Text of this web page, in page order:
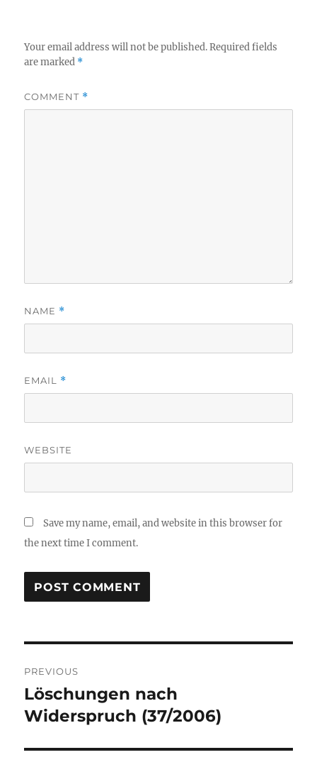
Your email address will not be published. Required fields
are marked *
COMMENT *
NAME *
EMAIL *
WEBSITE
Save my name, email, and website in this browser for
the next time I comment.
navigation
PREVIOUS
Previous
post:
Löschungen nach
Widerspruch (37/2006)